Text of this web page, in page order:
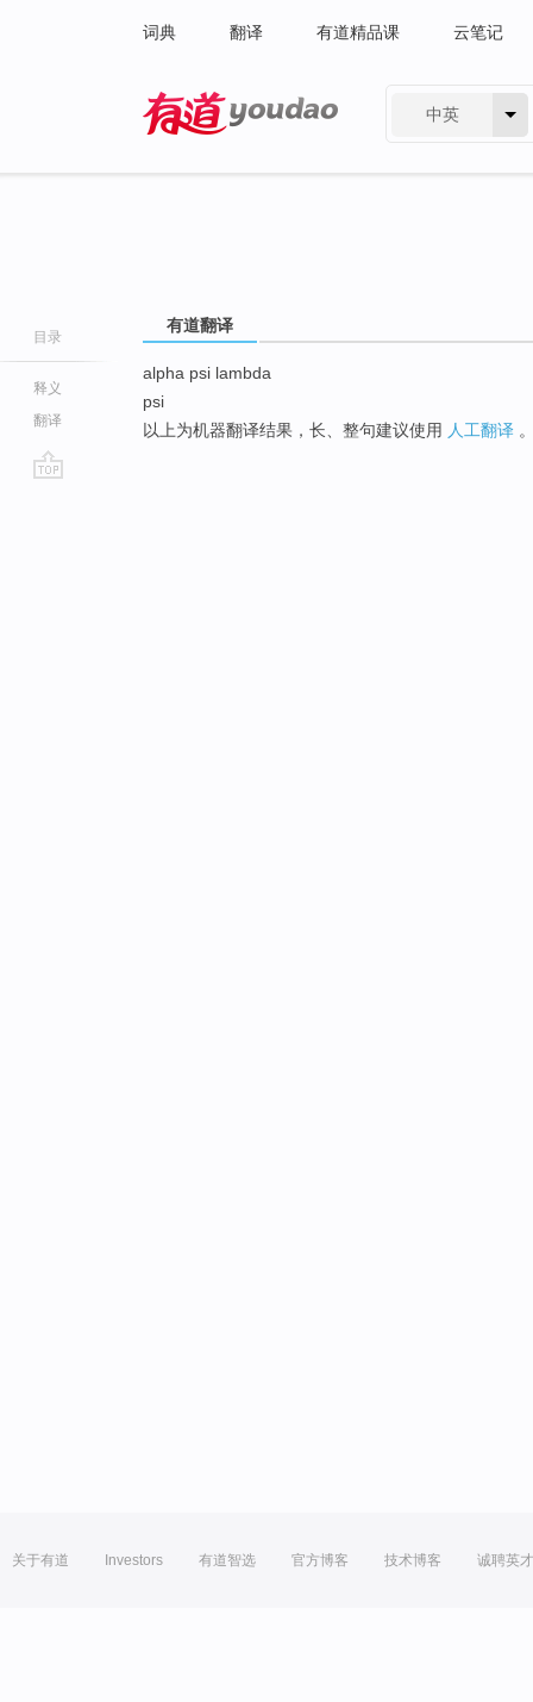
词典 翻译 有道精品课 云笔记
中英
目录
释义
翻译
有道翻译
alpha psi lambda
psi
以上为机器翻译结果，长、整句建议使用 人工翻译
关于有道 Investors 有道智选 官方博客 技术博客 诚聘英才